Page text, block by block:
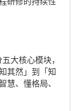
大核心模块，
其然」到「知
、懂格局、